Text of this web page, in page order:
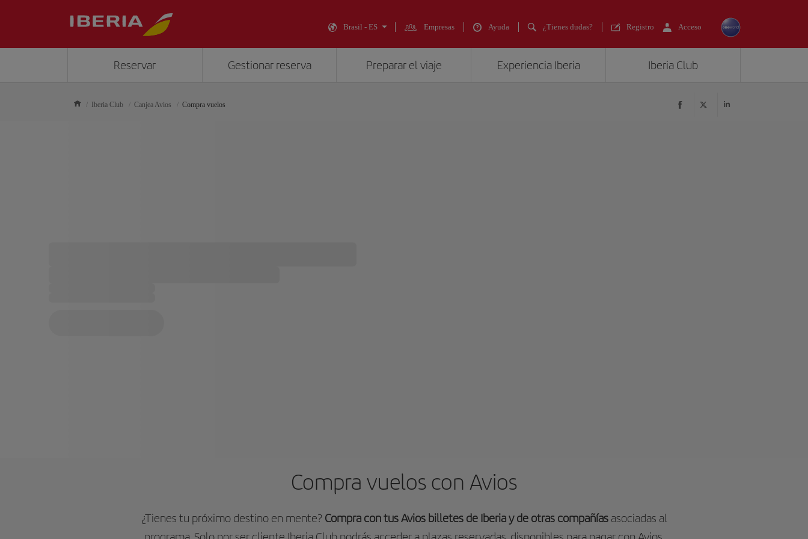
Brasil - ES Empresas Ayuda ¿Tienes dudas? Registro Acceso
Reservar Gestionar reserva Preparar el viaje Experiencia Iberia Iberia Club
Iberia Club Canjea Avios Compra vuelos
Compra vuelos con Avios
¿Tienes tu próximo destino en mente? Compra con tus Avios billetes de Iberia y de otras compañíasasociadas al